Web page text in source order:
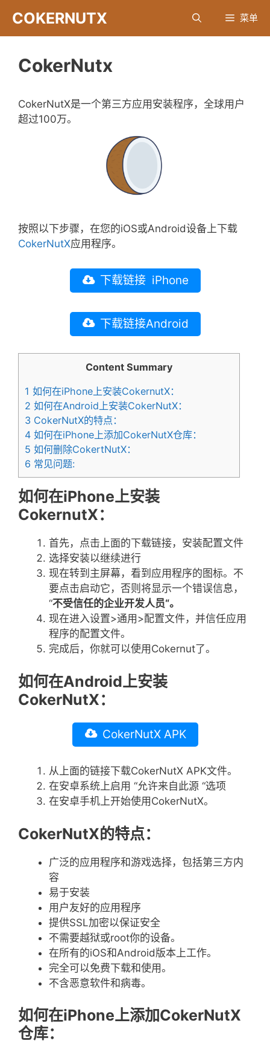
内
COKERNUTX 菜单
CokerNutx
CokerNutX是一个第三方应用安装程序，全球用户
超过100万。
按照以下步骤，在您的iOS或Android设备上下载
CokerNutX应用程序。
下载链接 iPhone
下载链接Android
Content Summary
1 如何在iPhone上安装CokernutX：
2 如何在Android上安装CokerNutX：
3 CokerNutX的特点：
4 如何在iPhone上添加CokerNutX仓库：
5 如何删除CokertNutX：
6 常见问题:
如何在iPhone上安装
CokernutX：
首先，点击上面的下载链接，安装配置文件
选择安装以继续进行
现在转到主屏幕，看到应用程序的图标。不
要点击启动它，否则将显示一个错误信息，
“不受信任的企业开发人员“。
现在进入设置>通用>配置文件，并信任应用
程序的配置文件。
完成后，你就可以使用Cokernut了。
如何在Android上安装
CokerNutX：
CokerNutX APK
从上面的链接下载CokerNutX APK文件。
在安卓系统上启用 “允许来自此源 “选项
在安卓手机上开始使用CokerNutX。
CokerNutX的特点：
广泛的应用程序和游戏选择，包括第三方内
容
易于安装
用户友好的应用程序
提供SSL加密以保证安全
不需要越狱或root你的设备。
在所有的iOS和Android版本上工作。
完全可以免费下载和使用。
不含恶意软件和病毒。
如何在iPhone上添加CokerNutX
仓库：